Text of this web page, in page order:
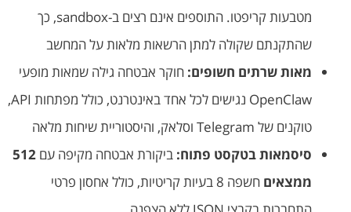
מטבעות קריפטו. התוספים אינם רצים ב-sandbox, כך
שהתקנתם שקולה למתן הרשאות מלאות על המחשב
מאות שרתים חשופים: חוקר אבטחה גילה שמאות מופעי
OpenClaw נגישים לכל אחד באינטרנט, כולל מפתחות API,
טוקנים של Telegram וסלאק, והיסטוריית שיחות מלאה
סיסמאות בטקסט פתוח: ביקורת אבטחה מקיפה עם 512
ממצאים
חשפה 8 בעיות קריטיות, כולל אחסון פרטי